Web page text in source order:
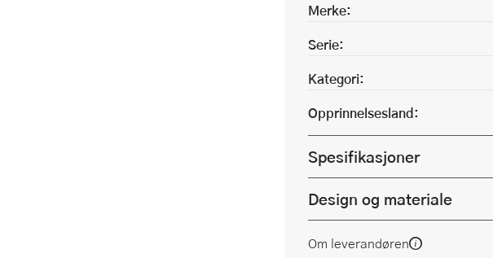
Merke:
Serie:
Kategori:
Opprinnelsesland:
Spesifikasjoner
Design og materiale
Om leverandøren